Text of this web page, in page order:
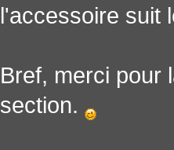
l'accessoire suit
Bref, merci pour
section.